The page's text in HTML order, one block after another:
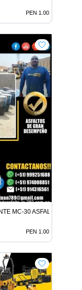
PEN 1.00
MC-30 ASFALTO
PEN 1.00